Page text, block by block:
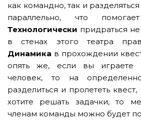
как командно, так и
параллельно, что
Технологически придраться
в стенах этого театра
Динамика в прохождении
опять же, если вы играете
человек, то на
разделиться и пролететь
хотите решать задачки, то
членам команды можно будет